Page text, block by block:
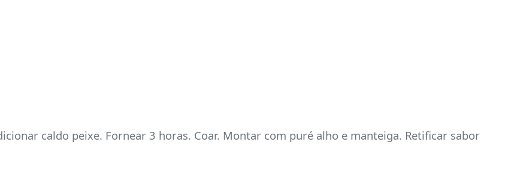
caldo peixe. Fornear 3 horas. Coar. Montar com puré alho e manteiga. Retificar sabor